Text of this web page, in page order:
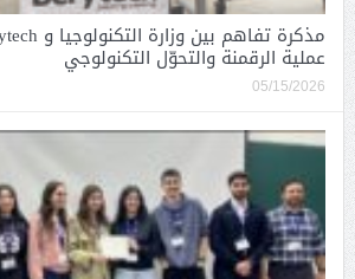
عملية الرقمنة والتحوّل التكنولوجي
05/15/2026